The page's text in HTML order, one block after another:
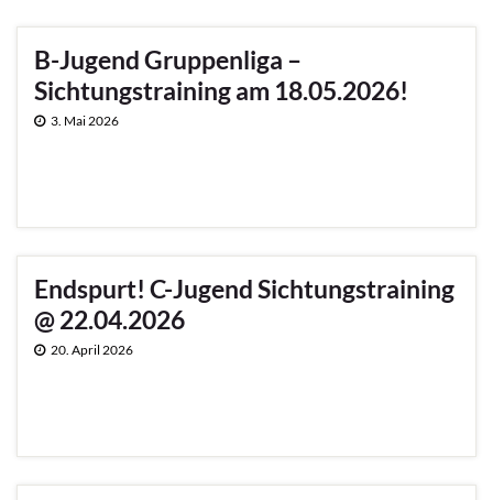
B-Jugend Gruppenliga –
Sichtungstraining am 18.05.2026!
3. Mai 2026
Endspurt! C-Jugend Sichtungstraining
@ 22.04.2026
20. April 2026